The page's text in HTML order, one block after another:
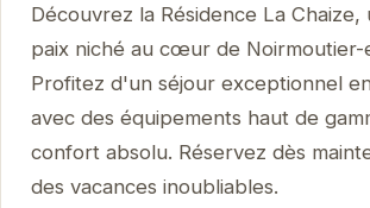
Découvrez la Résidence La Chaize,
paix niché au cœur de Noirmoutier-
Profitez d'un séjour exceptionnel
avec des équipements haut de
confort absolu. Réservez dès
des vacances inoubliables.